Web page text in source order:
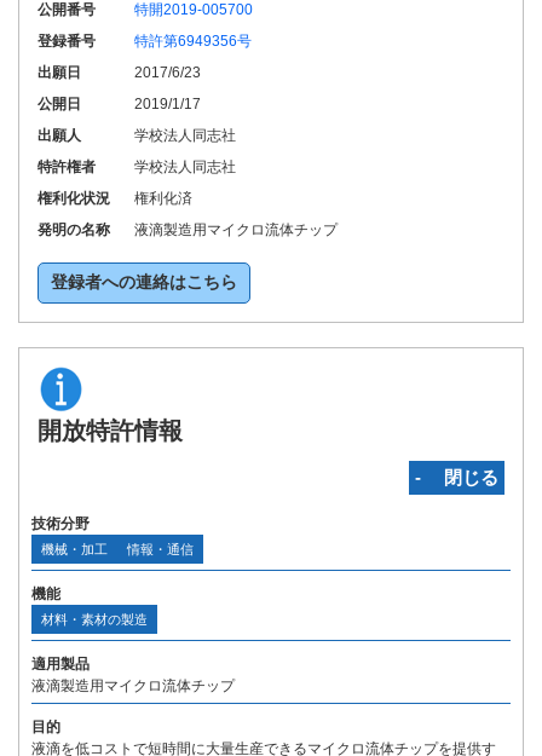
公開番号
特開2019-005700
登録番号
特許第6949356号
出願日
2017/6/23
公開日
2019/1/17
出願人
学校法人同志社
特許権者
学校法人同志社
権利化状況
権利化済
発明の名称
液滴製造用マイクロ流体チップ
登録者への連絡はこちら
開放特許情報
‐ 閉じる
技術分野
機械・加工 情報・通信
機能
材料・素材の製造
適用製品
液滴製造用マイクロ流体チップ
目的
液滴を低コストで短時間に大量生産できるマイクロ流体チップを提供す